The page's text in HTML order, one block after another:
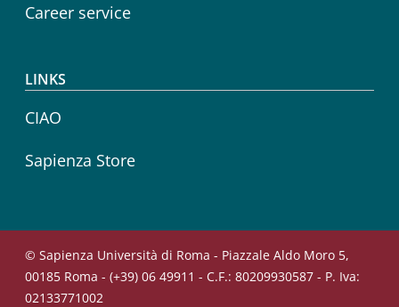
Career service
LINKS
CIAO
Sapienza Store
© Sapienza Università di Roma - Piazzale Aldo Moro 5,
00185 Roma - (+39) 06 49911 - C.F.: 80209930587 - P. Iva:
02133771002